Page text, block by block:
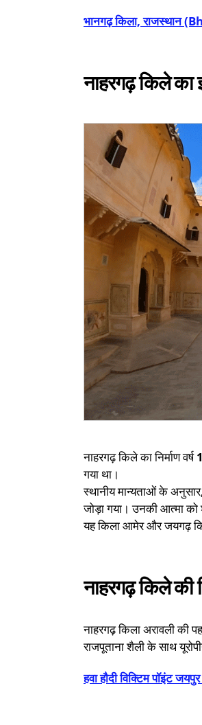
भानगढ़ किला, राजस्थान
नाहरगढ़ किले
नाहरगढ़ किले का निर्माण वर्ष
गया था।
स्थानीय मान्यताओं के अनुसार,
जोड़ा गया। उनकी आत्मा
यह किला आमेर और जयगढ़
नाहरगढ़ किले
नाहरगढ़ किला अरावली की
राजपूताना शैली के साथ
हवा हौदी विक्टिम पॉइंट